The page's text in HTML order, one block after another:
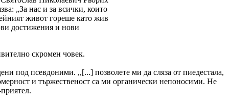
„За нас и за всички, които
живот гореше като жив
достижения и нови
скромен човек.
под псевдоними. ,,[...] позволете ми да сляза от пиeдестала,
и тържественост са ми органически непоносими. Не